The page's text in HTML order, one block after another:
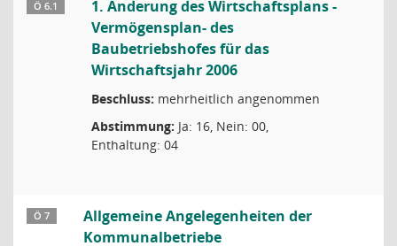
Ö 6.1
1. Änderung des Wirtschaftsplans -
Vermögensplan- des
Baubetriebshofes für das
Wirtschaftsjahr 2006
Beschluss: mehrheitlich angenommen
Abstimmung: Ja: 16, Nein: 00,
Enthaltung: 04
Ö 7
Allgemeine Angelegenheiten der
Kommunalbetriebe